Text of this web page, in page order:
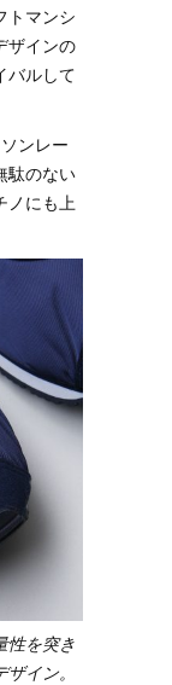
トマンシ
ザインの
バルして
ンレー
駄のない
ノにも上
性を突き
イン。